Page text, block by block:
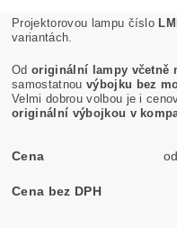
Projektorovou lampu číslo
variantách.
Odoriginální lampy včetně
samostatnou výbojku bez
Velmi dobrou volbou je i
originální výbojkou v
Cena
Cena bez DPH